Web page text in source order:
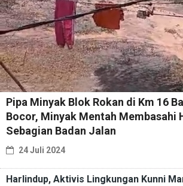
Pipa Minyak Blok Rokan di Km 16
Bocor, Minyak Mentah Membasahi
Sebagian Badan Jalan
24 Juli 2024
Harlindup, Aktivis Lingkungan Kunni